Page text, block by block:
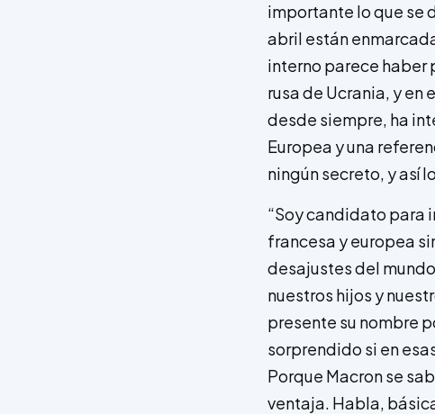
importante lo que se
abril están
interno parece haber
rusa de Ucrania, y en
desde siempre, ha
Europea y una
ningún secreto, y así
“Soy candidato para
francesa y europea
desajustes del
nuestros hijos y
presente su nombre
sorprendido si en
Porque Macron se
ventaja. Habla,